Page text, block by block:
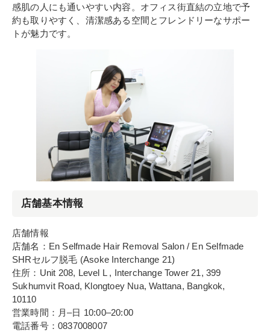
感肌の人にも通いやすい内容。オフィス街直結の立地で予
約も取りやすく、清潔感ある空間とフレンドリーなサポー
トが魅力です。
店舗基本情報
店舗情報
店舗名：En Selfmade Hair Removal Salon / En Selfmade
SHRセルフ脱毛 (Asoke Interchange 21)
住所：Unit 208, Level L , Interchange Tower 21, 399
Sukhumvit Road, Klongtoey Nua, Wattana, Bangkok,
10110
営業時間：月–日 10:00–20:00
電話番号：0837008007